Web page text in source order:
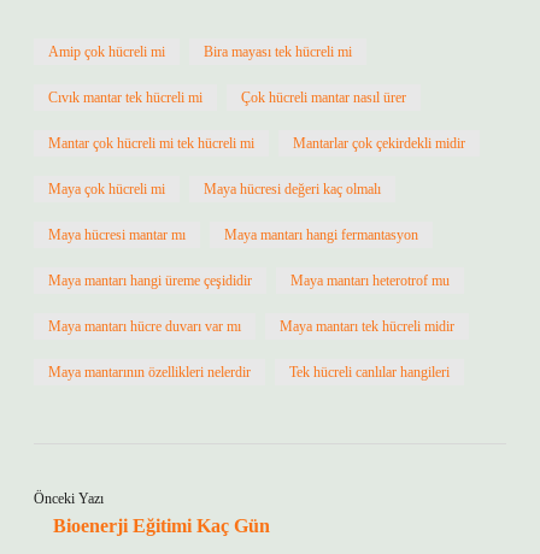
Amip çok hücreli mi Bira mayası tek hücreli mi
Cıvık mantar tek hücreli mi Çok hücreli mantar nasıl ürer
Mantar çok hücreli mi tek hücreli mi Mantarlar çok çekirdekli midir
Maya çok hücreli mi Maya hücresi değeri kaç olmalı
Maya hücresi mantar mı Maya mantarı hangi fermantasyon
Maya mantarı hangi üreme çeşididir Maya mantarı heterotrof mu
Maya mantarı hücre duvarı var mı Maya mantarı tek hücreli midir
Maya mantarının özellikleri nelerdir Tek hücreli canlılar hangileri
Önceki Yazı
Bioenerji Eğitimi Kaç Gün